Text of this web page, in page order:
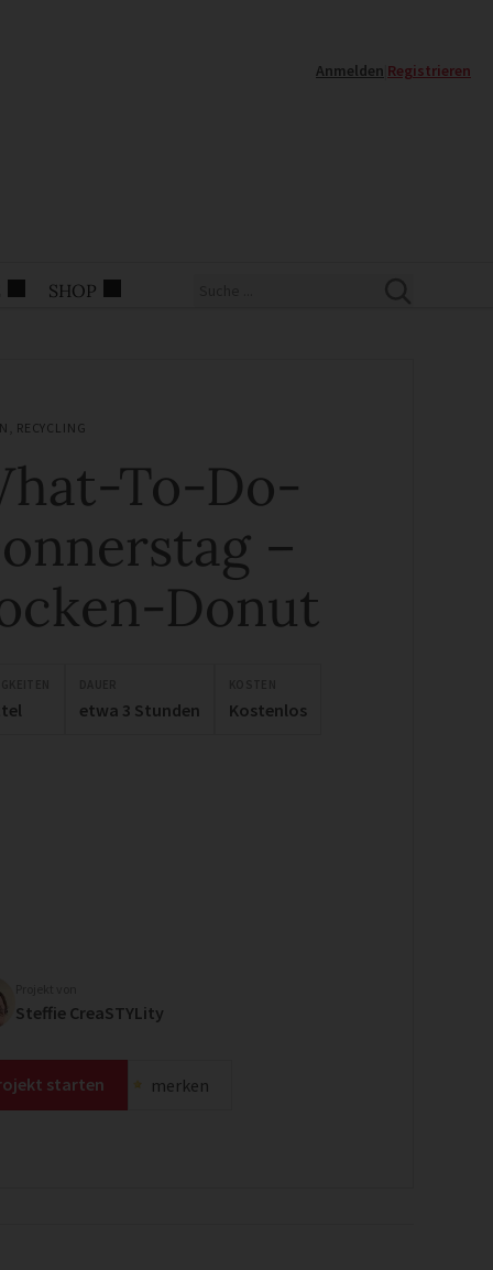
Anmelden Registrieren
SHOP
RECYCLING
To-Do-
–
Donut
etwa 3 Stunden Kostenlos
Steffie CreaSTYLity
starten merken